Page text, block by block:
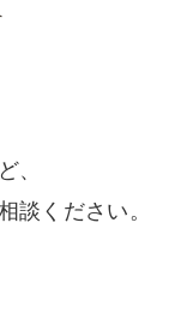
、
談ください。